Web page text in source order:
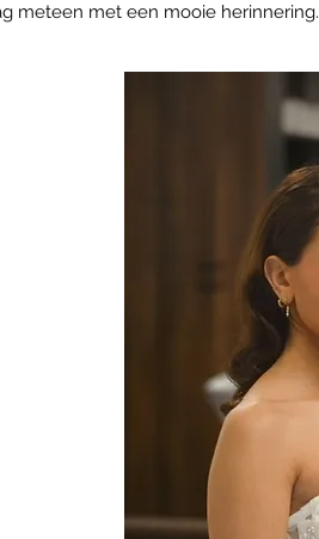
meteen met een mooie herinnering.